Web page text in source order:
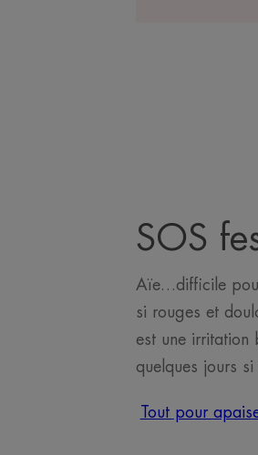
SOS
Aïe…difficile
si rouges et
est une irritation
quelques jours
Tout pour